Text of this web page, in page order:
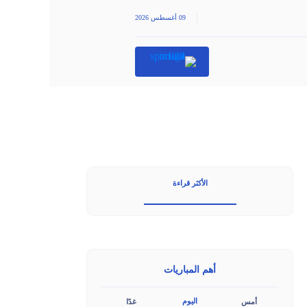
09 أغسطس 2026
الأكثر قراءة
أهم المباريات
أمس اليوم غدًا